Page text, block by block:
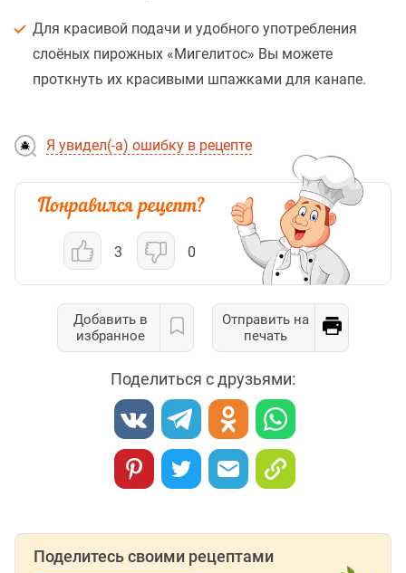
Для красивой подачи и удобного употребления
слоёных пирожных «Мигелитос» Вы можете
проткнуть их красивыми шпажками для канапе.
Я увидел(-а) ошибку в рецепте
3 0
Добавить в
избранное
Отправить на
печать
Поделиться с друзьями:
Поделитесь своими рецептами